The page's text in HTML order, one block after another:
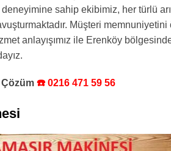
deneyimine sahip ekibimiz, her türlü
Müşteri
anlayışımız ile Erenköy
Çözüm ☎️ 0216 471 59 56